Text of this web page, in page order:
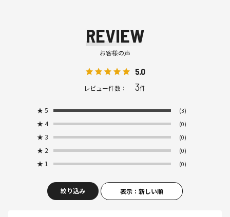
REVIEW
お客様の声
5.0
レビュー件数： 3件
★ 5 (3)
★ 4 (0)
★ 3 (0)
★ 2 (0)
★ 1 (0)
絞り込み 表示：新しい順